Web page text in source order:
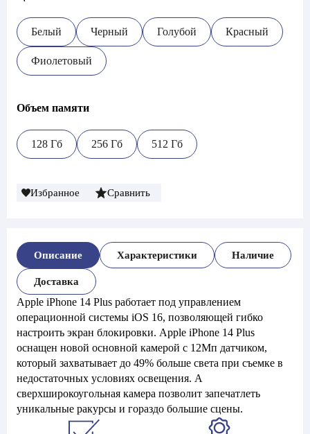
Белый Черный Голубой Красный
Фиолетовый
Объем памяти
128 Гб 256 Гб 512 Гб
Избранное Сравнить
Описание Характеристики Наличие
Доставка
Apple iPhone 14 Plus работает под управлением
операционной системы iOS 16, позволяющей гибко
настроить экран блокировки. Apple iPhone 14 Plus
оснащен новой основной камерой с 12Мп датчиком,
который захватывает до 49% больше света при съемке в
недостаточных условиях освещения. А
сверхширокоугольная камера позволит запечатлеть
уникальные ракурсы и гораздо большие сцены.